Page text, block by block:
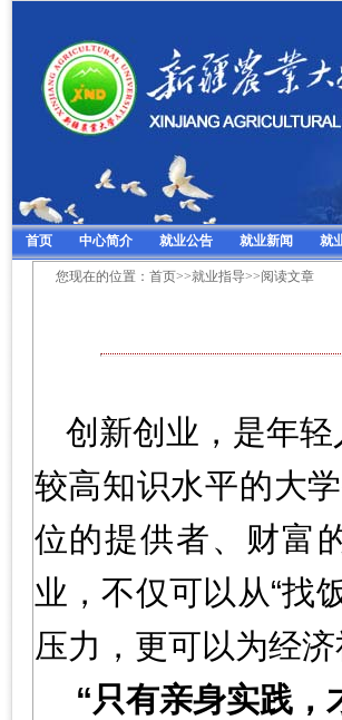
首页 中心简介 就业公告 就业新闻 就
您现在的位置：首页>>就业指导>>阅读文章
创新创业，是年
较高知识水平的大
位的提供者、财富
业，不仅可以从“找
压力，更可以为经
“只有亲身实践，